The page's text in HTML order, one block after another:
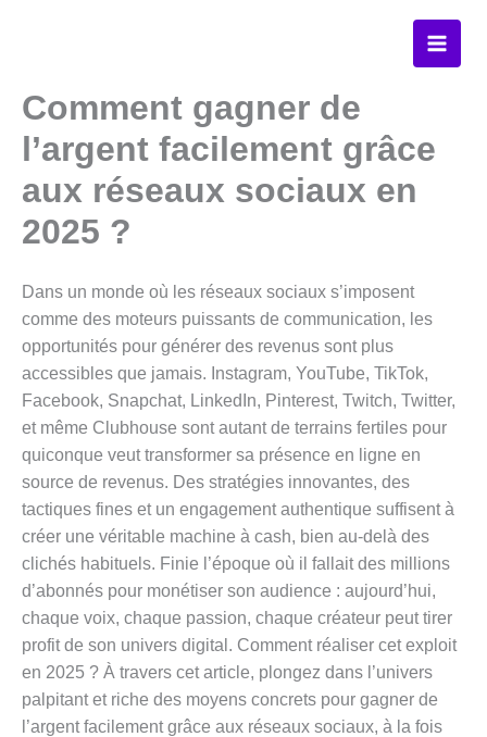
Comment gagner de
l’argent facilement grâce
aux réseaux sociaux en
2025 ?
Dans un monde où les réseaux sociaux s’imposent
comme des moteurs puissants de communication, les
opportunités pour générer des revenus sont plus
accessibles que jamais. Instagram, YouTube, TikTok,
Facebook, Snapchat, LinkedIn, Pinterest, Twitch, Twitter,
et même Clubhouse sont autant de terrains fertiles pour
quiconque veut transformer sa présence en ligne en
source de revenus. Des stratégies innovantes, des
tactiques fines et un engagement authentique suffisent à
créer une véritable machine à cash, bien au-delà des
clichés habituels. Finie l’époque où il fallait des millions
d’abonnés pour monétiser son audience : aujourd’hui,
chaque voix, chaque passion, chaque créateur peut tirer
profit de son univers digital. Comment réaliser cet exploit
en 2025 ? À travers cet article, plongez dans l’univers
palpitant et riche des moyens concrets pour gagner de
l’argent facilement grâce aux réseaux sociaux, à la fois